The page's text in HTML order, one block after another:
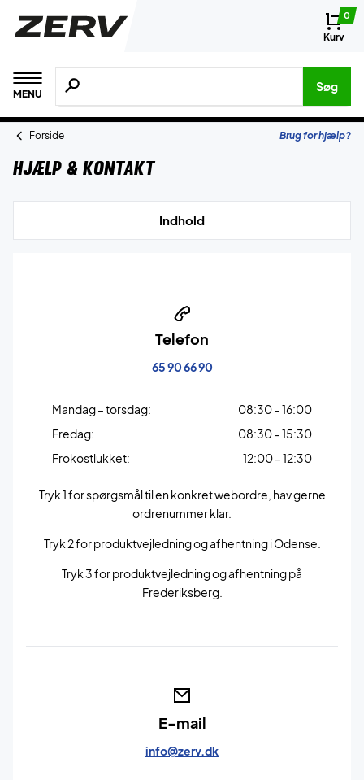
0
Kurv
MENU
Søg efter produkter, mærker etc.
Søg
Forside Brug for hjælp?
Hjælp & Kontakt
Indhold
Telefon
65 90 66 90
Mandag – torsdag:
08:30 – 16:00
Fredag:
08:30 – 15:30
Frokostlukket:
12:00 – 12:30
Tryk 1 for spørgsmål til en konkret webordre, hav gerne
ordrenummer klar.
Tryk 2 for produktvejledning og afhentning i Odense.
Tryk 3 for produktvejledning og afhentning på
Frederiksberg.
E-mail
info@zerv.dk